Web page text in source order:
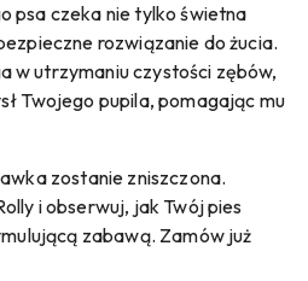
psa czeka nie tylko świetna
rozwiązanie do żucia.
w utrzymaniu czystości zębów,
Twojego pupila, pomagając mu
zostanie zniszczona.
i obserwuj, jak Twój pies
zabawą. Zamów już